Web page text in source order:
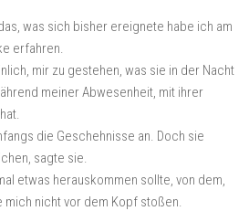
was sich bisher ereignete habe ich am
erfahren.
mir zu gestehen, was sie in der Nacht
meiner Abwesenheit, mit ihrer
die Geschehnisse an. Doch sie
sagte sie.
etwas herauskommen sollte, von dem,
nicht vor dem Kopf stoßen.